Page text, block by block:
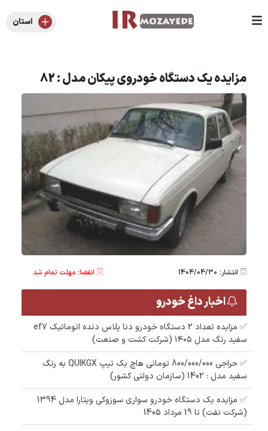
استان
مزایده یک دستگاه خودروی پیکان مدل : 82
انتشار: 1404/04/30 انقضا: مهلت تمام شد
اخبار داغ خودرو
✅ مزایده تعداد 2 دستگاه خودرو دنا پلاس دنده اتوماتیک ef7
سفید رنگ مدل ۱۴۰۵ (شرکت کشت و صنعت)
✅ حراجی 800/000/000 تومانی ھاچ بک تیپ QUIKGX به رنگ
سفید مدل : 1402 (سازمان دولتی کشور)
✅ مزایده یک دستگاه خودرو سواری سوزوکی ویتارا مدل 1394
(شرکت نفت) تا 19 مرداد 1405